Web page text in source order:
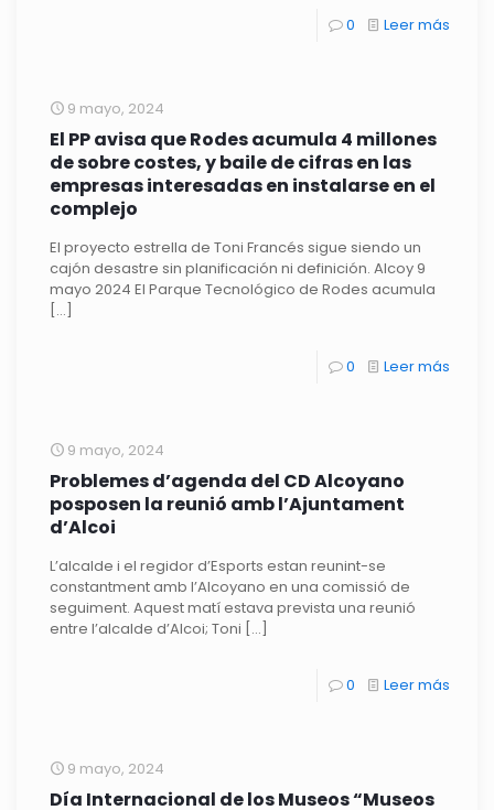
0 Leer más
9 mayo, 2024
El PP avisa que Rodes acumula 4 millones
de sobre costes, y baile de cifras en las
empresas interesadas en instalarse en el
complejo
El proyecto estrella de Toni Francés sigue siendo un
cajón desastre sin planificación ni definición. Alcoy 9
mayo 2024 El Parque Tecnológico de Rodes acumula
[…]
0 Leer más
9 mayo, 2024
Problemes d’agenda del CD Alcoyano
posposen la reunió amb l’Ajuntament
d’Alcoi
L’alcalde i el regidor d’Esports estan reunint-se
constantment amb l’Alcoyano en una comissió de
seguiment. Aquest matí estava prevista una reunió
entre l’alcalde d’Alcoi; Toni […]
0 Leer más
9 mayo, 2024
Día Internacional de los Museos “Museos